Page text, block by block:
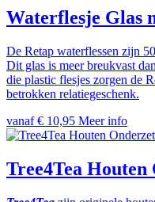
Waterflesje Glas
De Retap waterflessen zijn
Dit glas is meer breukvast
die plastic flesjes zorgen de
betrokken relatiegeschenk.
vanaf € 10,95 Meer info
Tree4Tea Houten